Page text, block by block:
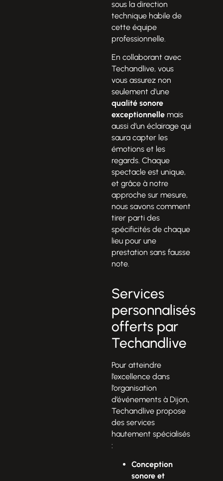
sous la direction
technique habile de
cette équipe
professionnelle.
En collaborant avec
Techandlive, vous
vous assurez non
seulement d’une
qualité sonore
exceptionnelle mais
aussi d’un éclairage qui
saura capter les
émotions et les
regards. Chaque
spectacle est unique,
et grâce à notre
approche sur mesure,
nous savons comment
tirer parti des
spécificités de chaque
lieu pour une
prestation sans fausse
note.
Services
personnalisés
offerts par
Techandlive
Pour atteindre
l’excellence dans
l’organisation
d’événements à Dijon,
Techandlive propose
des services
hautement spécialisés
:
Conception
sonore et